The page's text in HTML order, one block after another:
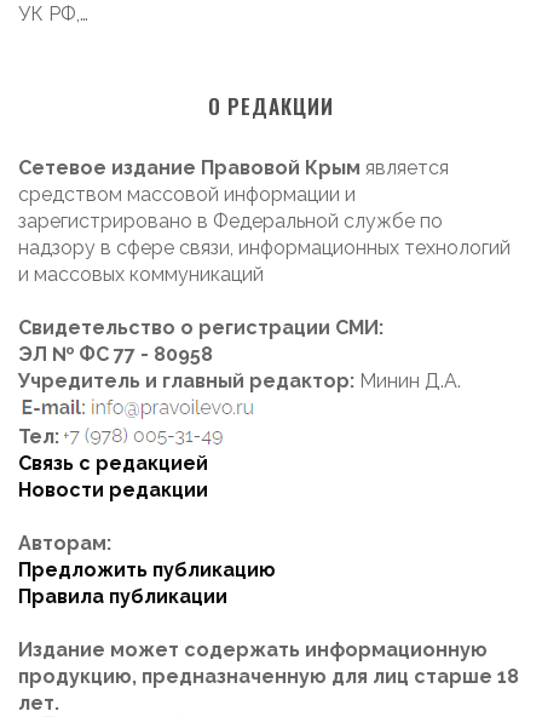
УК РФ,…
О РЕДАКЦИИ
Сетевое издание Правовой Крым является
средством массовой информации и
зарегистрировано в Федеральной службе по
надзору в сфере связи, информационных технологий
и массовых коммуникаций
Свидетельство о регистрации СМИ:
ЭЛ № ФС 77 - 80958
Учредитель и главный редактор: Минин Д.А.
Тел:
Связь с редакцией
Новости редакции
Авторам:
Предложить публикацию
Правила публикации
Издание может содержать информационную
продукцию, предназначенную для лиц старше 18
лет.